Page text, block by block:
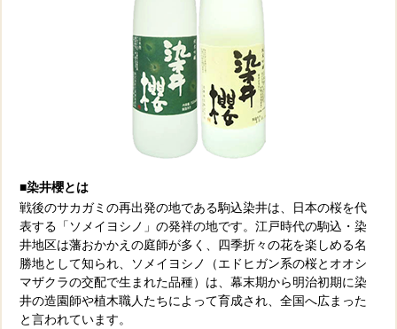
■染井櫻とは
戦後のサカガミの再出発の地である駒込染井は、日本の桜を代
表する「ソメイヨシノ」の発祥の地です。江戸時代の駒込・染
井地区は藩おかかえの庭師が多く、四季折々の花を楽しめる名
勝地として知られ、ソメイヨシノ（エドヒガン系の桜とオオシ
マザクラの交配で生まれた品種）は、幕末期から明治初期に染
井の造園師や植木職人たちによって育成され、全国へ広まった
と言われています。